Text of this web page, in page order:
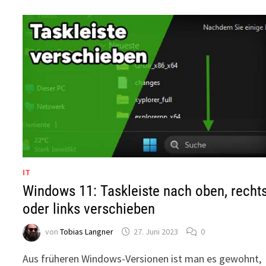
IT
Windows 11: Taskleiste nach oben,
oder links verschieben
vonTobias Langner 27. Juni 2023 0
Aus früheren Windows-Versionen ist man es gewohnt,